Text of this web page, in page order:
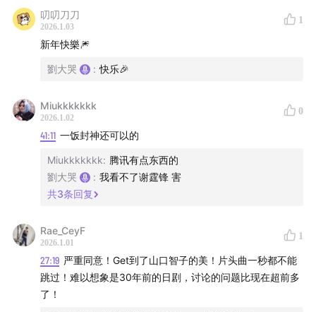
刘大哭👉🏻y2k日音之年
年度现场和今年的演出市场
谭朋友👉🏻8月22日 SJ20周年演唱会
刘大哭👉🏻FUJIROCK 和没看上的F3演唱会
年度电影和今年的电影市场
谭朋友👉🏻【浪浪山的小妖怪】、【捕风追影】、【一战再
刘大哭👉🏻【电锯人·蕾塞篇】、【一战再战】、【普通的孩
子】
遗珠：【诡才之道】、【还有明天】、【春天情书】、
叨叨刀刀
2026.1.03
1
新年快樂🎆
劉大哭 : 快乐🎉
Miukkkkkkk
2026.1.02
0
41:11 一饭封神还可以的
Miukkkkkkk: 腾讯有点东西的
劉大哭
: 我看不了谢霆锋 害
共3条回复
Rae_CeyF
2026.1.01
1
27:19 严重同意！Get到了山口智子的美！片头曲一秒都不能
跳过！难以想象是30年前的日剧，讨论的问题比现在超前多
了！